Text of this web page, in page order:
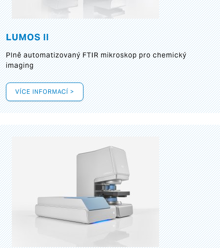
LUMOS II
Plně automatizovaný FTIR mikroskop pro chemický
imaging
VÍCE INFORMACÍ >